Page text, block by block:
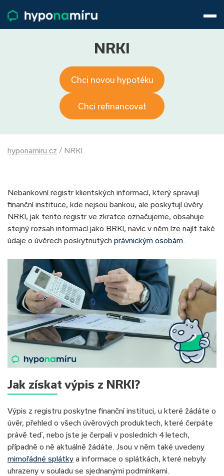
Životní pojištění
Pojištění nemovitosti
O nás
800 688 388
Přihlásit
NRKI
Chci novou hypotéku
Chci refinancovat
hyponamiru.cz / NRKI
Nebankovní registr klientských informací, který spravují
finanční instituce, kde nejsou bankou, ale poskytují úvěry.
NRKI, jak tento registr ve zkratce označujeme, obsahuje
stejný rozsah informací jako BRKI, navíc v něm lze najít také
údaje o úvěrech poskytnutých právnickým osobám.
Jak získat výpis z NRKI?
Výpis z registru poskytne finanční instituci, u které žádáte o
úvěr, přehled o všech úvěrových produktech, které čerpáte
právě teď, nebo jste je čerpali v posledních 4 letech,
případně o ně aktuálně žádáte. Jsou v něm také uvedeny
mimořádné splátky a informace o splátkách, které nebyly
uhrazeny v souladu se sjednanými podmínkami.